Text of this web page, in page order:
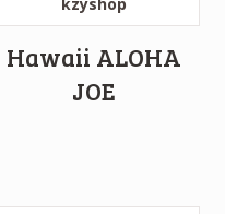
Hawaii ALOHA
JOE